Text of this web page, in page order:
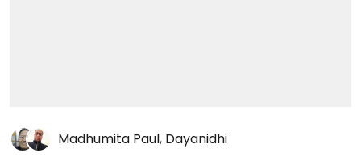
Madhumita Paul, Dayanidhi